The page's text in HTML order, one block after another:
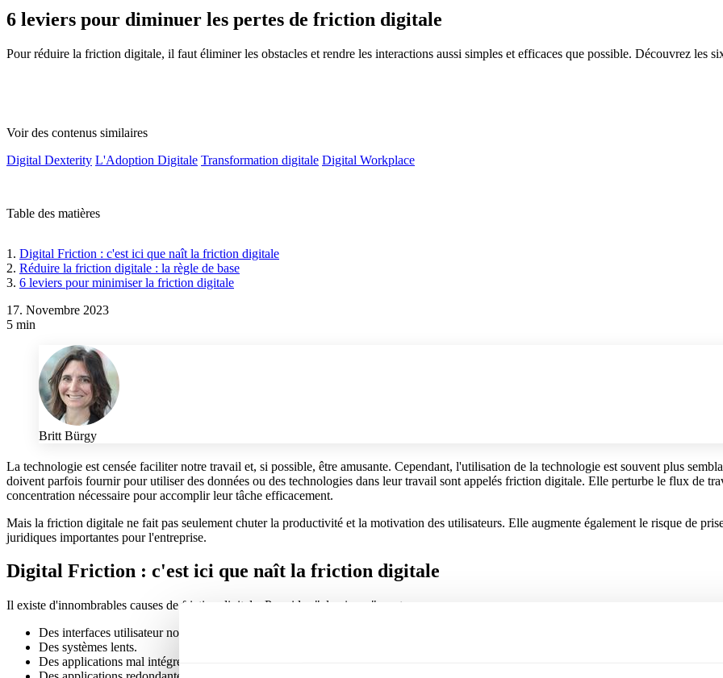
6 leviers pour diminuer les pertes de friction digitale
Pour réduire la friction digitale, il faut éliminer les obstacles et rendre les interactions aussi simples et efficaces que possible. Découvrez les
Voir des contenus similaires
Digital Dexterity L'Adoption Digitale Transformation digitale Digital Workplace
Table des matières
Digital Friction : c'est ici que naît la friction digitale
Réduire la friction digitale : la règle de base
6 leviers pour minimiser la friction digitale
17. Novembre 2023
5 min
Britt Bürgy
La technologie est censée faciliter notre travail et, si possible, être amusante. Cependant, l'utilisation de la technologie est souvent plus
doivent parfois fournir pour utiliser des données ou des technologies dans leur travail sont appelés friction digitale. Elle perturbe le flux de
concentration nécessaire pour accomplir leur tâche efficacement.
Mais la friction digitale ne fait pas seulement chuter la productivité et la motivation des utilisateurs. Elle augmente également le risque de
juridiques importantes pour l'entreprise.
Digital Friction : c'est ici que naît la friction digitale
Il existe d'innombrables causes de friction digitale. Parmi les "classiques", on trouve :
Des interfaces utilisateur non intuitives.
Des systèmes lents.
Des applications mal intégrées.